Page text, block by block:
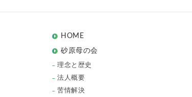
HOME
砂原母の会
理念と歴史
法人概要
苦情解決